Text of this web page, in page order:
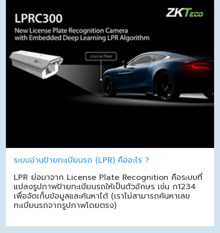
ระบบอ่านป้ายทะเบียนรถ (LPR) คืออะไร ?
LPR ย่อมาจาก License Plate Recognition คือระบบที่
แปลงรูปภาพป้ายทะเบียนรถให้เป็นตัวอักษร เช่น ก1234
เพื่อจัดเก็บข้อมูลและค้นหาได้ (เราไม่สามารถค้นหาเลข
ทะเบียนรถจากรูปภาพโดยตรง)